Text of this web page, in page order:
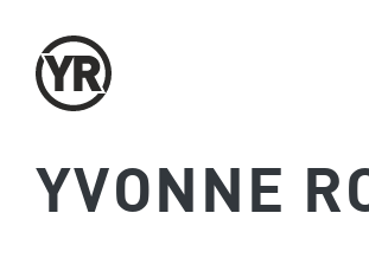
Inhalt
springen
YVONNE